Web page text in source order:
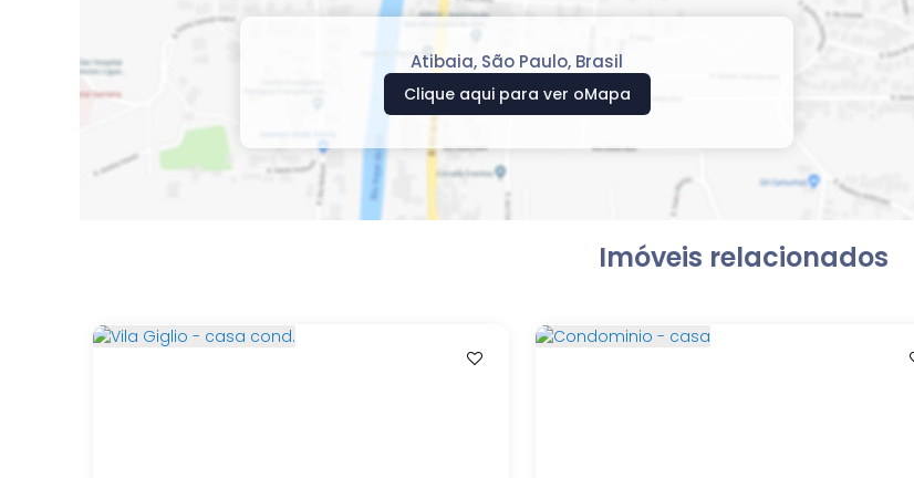
Atibaia, São Paulo, Brasil
Clique aqui para ver oMapa
Imóveis relacionados